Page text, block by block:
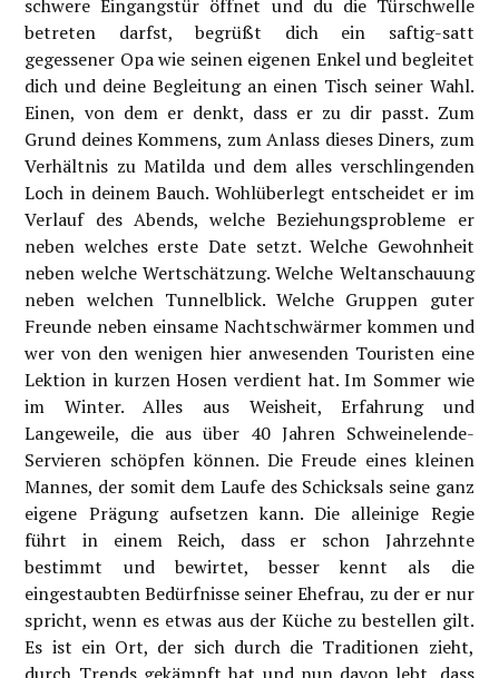
schwere Eingangstür öffnet und du die Türschwelle
betreten darfst, begrüßt dich ein saftig-satt
gegessener Opa wie seinen eigenen Enkel und begleitet
dich und deine Begleitung an einen Tisch seiner Wahl.
Einen, von dem er denkt, dass er zu dir passt. Zum
Grund deines Kommens, zum Anlass dieses Diners, zum
Verhältnis zu Matilda und dem alles verschlingenden
Loch in deinem Bauch. Wohlüberlegt entscheidet er im
Verlauf des Abends, welche Beziehungsprobleme er
neben welches erste Date setzt. Welche Gewohnheit
neben welche Wertschätzung. Welche Weltanschauung
neben welchen Tunnelblick. Welche Gruppen guter
Freunde neben einsame Nachtschwärmer kommen und
wer von den wenigen hier anwesenden Touristen eine
Lektion in kurzen Hosen verdient hat. Im Sommer wie
im Winter. Alles aus Weisheit, Erfahrung und
Langeweile, die aus über 40 Jahren Schweinelende-
Servieren schöpfen können. Die Freude eines kleinen
Mannes, der somit dem Laufe des Schicksals seine ganz
eigene Prägung aufsetzen kann. Die alleinige Regie
führt in einem Reich, dass er schon Jahrzehnte
bestimmt und bewirtet, besser kennt als die
eingestaubten Bedürfnisse seiner Ehefrau, zu der er nur
spricht, wenn es etwas aus der Küche zu bestellen gilt.
Es ist ein Ort, der sich durch die Traditionen zieht,